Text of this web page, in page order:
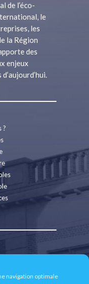
navigation optimale
de l’éco-
le
les
la Région
des
enjeux
?